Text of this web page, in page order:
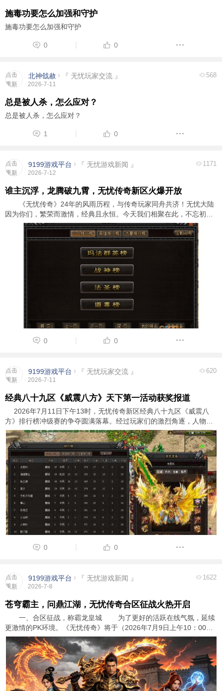
施毒功要怎么加强和守护
施毒功要怎么加强和守护
0 0
点击
重新
北神戗赦 『 无忧玩家交流 』
2026-7-11
568
总是被人杀，怎么应对？
总是被人杀，怎么应对？
1 0
点击
重新
9199游戏平台 『 无忧游戏新闻 』
2026-7-12
1171
谁主沉浮，龙腾破九霄，无忧传奇新区火爆开放
《无忧传奇》24年的风雨历程，与传奇玩家同舟共济！无忧大陆
因为你们，繁荣而激情，经典且永恒。今天我们相聚在此，不忘初
心，再次出发，只为了证明，我们从未改变，体验充满激情的人生。
新区将在7月13日火爆开服，新区将采用 ...
0 0
点击
重新
9199游戏平台 『 无忧玩家交流 』
2026-7-11
620
经典八十九区《威震八方》天下第一活动获奖报道
方》排行榜冲级赛的争夺圆满落幕。经过玩家们的激烈角逐，人物玛
法群英榜前三名玩家脱颖而出，成功斩获了游戏内顶级装备奖励和广
大玩家的尊敬与认可。以下是详细的获奖信息 ...
0 0
点击
重新
9199游戏平台 『 无忧游戏新闻 』
2026-7-8
1622
苍穹霸主，问鼎江湖，无忧传奇合区征战火热开启
一、合区征战，称霸龙皇城 为了更好的活跃在线气氛，延续
更激情的PK环境。《无忧传奇》将于（2026年7月9日上午10：00）
对部分大区进行合区操作，预计需要1小时。如果在预定时间内无法完
成，开区时间将根据实际情况顺延。请各位 ...